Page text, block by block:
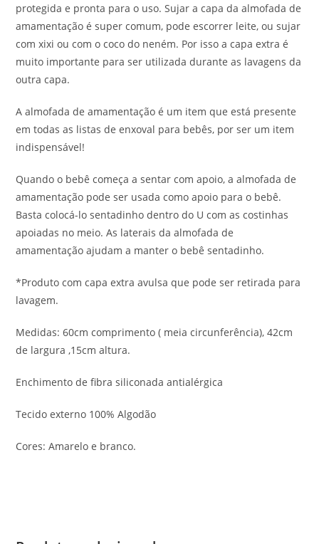
protegida e pronta para o uso. Sujar a capa da almofada de
amamentação é super comum, pode escorrer leite, ou sujar
com xixi ou com o coco do neném. Por isso a capa extra é
muito importante para ser utilizada durante as lavagens da
outra capa.
A almofada de amamentação é um item que está presente
em todas as listas de enxoval para bebês, por ser um item
indispensável!
Quando o bebê começa a sentar com apoio, a almofada de
amamentação pode ser usada como apoio para o bebê.
Basta colocá-lo sentadinho dentro do U com as costinhas
apoiadas no meio. As laterais da almofada de
amamentação ajudam a manter o bebê sentadinho.
*Produto com capa extra avulsa que pode ser retirada para
lavagem.
Medidas: 60cm comprimento ( meia circunferência), 42cm
de largura ,15cm altura.
Enchimento de fibra siliconada antialérgica
Tecido externo 100% Algodão
Cores: Amarelo e branco.